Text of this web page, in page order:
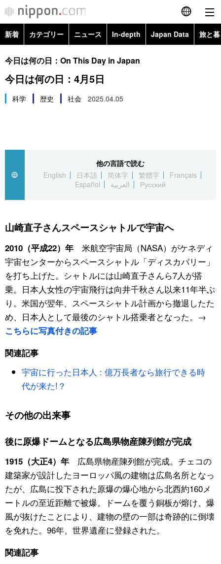
English
Русский
カテゴリー
経済・ビジネス
国際
文化
科学・技術
暮らし
スポーツ・東京2020
トップ
アーカイブ
In-depth
Japan Data
動画/Live
Books
Cinema
Topics
Images
People
公式SNS
新着 カテゴリー ニュース In-depth Japan Data 旅と
政治・外交
経済・ビジネス
スポーツ・東京2020
今日は何の日：On This Day in Japan
今日は何の日：4月5日
科学 歴史 社会 2025.04.05
他の言語で読む
English
日本語 简体字 繁體字
Français
Español
العربية Русский
山崎直子さんスペースシャトルで宇宙へ
2010（平成22）年米航空宇宙局（NASA）がケネディ
宇宙センターからスペースシャトル「ディスカバリー」
を打ち上げた。シャトルには山崎直子さんら7人が搭
乗。日本人女性の宇宙飛行は向井千秋さん以来11年半ぶ
り。米国が翌年、スペースシャトル計画から撤退したた
め、日本人として最後のシャトル搭乗者となった。→
こちらに写真付きの記事
関連記事
宇宙に行った日本人 : 億万長者なら旅行できる時
代が来た!？
その他の出来事
後に原爆ドームとなる広島県物産陳列館が完成
1915（大正4）年広島県物産陳列館が完成。チェコの
建築家が設計したヨーロッパ風の建物は広島名所となっ
たが、広島に投下された原爆の爆心地から北西約160メ
ートルの至近距離で被爆。ドームを覆う銅板が熔け、爆
風が抜けたことにより、建物の壁の一部は奇跡的に倒壊
を免れた。96年、世界遺産に登録された。
関連記事